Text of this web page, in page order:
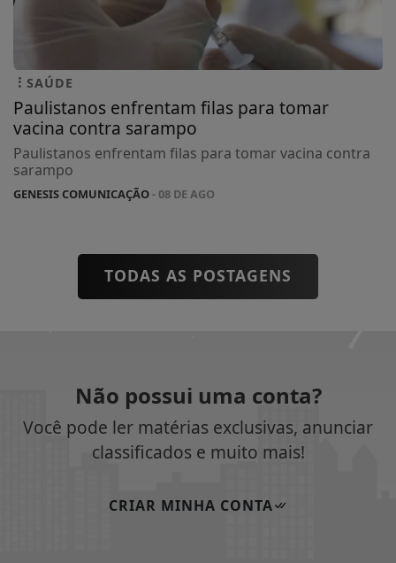
SAÚDE
Paulistanos enfrentam filas para tomar
vacina contra sarampo
Paulistanos enfrentam filas para tomar vacina contra
sarampo
GENESIS COMUNICAÇÃO- 08 DE AGO
TODAS AS POSTAGENS
Não possui uma conta?
Você pode ler matérias exclusivas, anunciar
classificados e muito mais!
CRIAR MINHA CONTA